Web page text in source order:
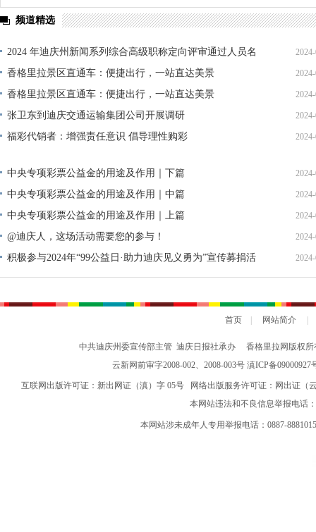
频道精选
2024 年迪庆州新闻系列综合高级职称定向评审通过人员名
单公示
香格里拉景区直通车：便捷出行，一站直达美景
香格里拉景区直通车：便捷出行，一站直达美景
张卫东到迪庆交通运输集团公司开展调研
福彩代销者：增强责任意识 倡导理性购彩
中央专项彩票公益金的用途及作用｜下篇
中央专项彩票公益金的用途及作用｜中篇
中央专项彩票公益金的用途及作用｜上篇
@迪庆人，这场活动需要您的参与！
积极参与2024年“99公益日·助力迪庆见义勇为”宣传募捐活
动倡议书